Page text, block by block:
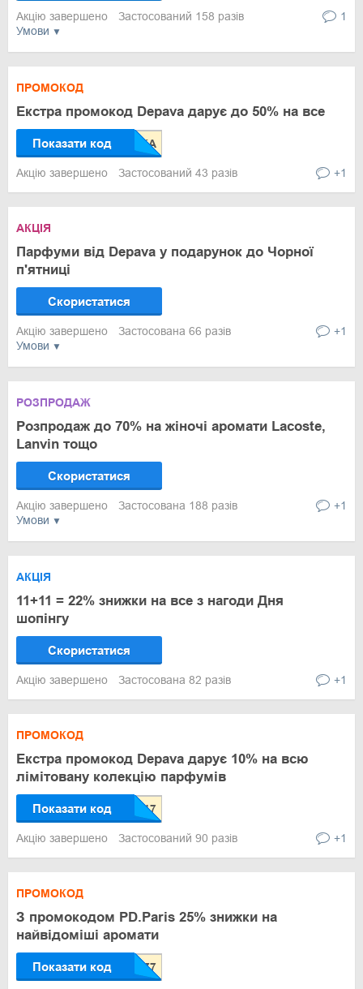
Умови
Акцію завершено Застосований 158 разів 1
ПРОМОКОД
Екстра промокод Depava дарує до 50% на все
Показати код
Акцію завершено Застосований 43 разів +1
Умови
АКЦІЯ
Парфуми від Depava у подарунок до Чорної
п'ятниці
Скористатися
Акцію завершено Застосована 66 разів +1
Умови
РОЗПРОДАЖ
Розпродаж до 70% на жіночі аромати Lacoste,
Lanvin тощо
Скористатися
Акцію завершено Застосована 188 разів +1
АКЦІЯ
11+11 = 22% знижки на все з нагоди Дня
шопінгу
Скористатися
Акцію завершено Застосована 82 разів +1
ПРОМОКОД
Екстра промокод Depava дарує 10% на всю
лімітовану колекцію парфумів
Показати код
Акцію завершено Застосований 90 разів +1
ПРОМОКОД
З промокодом PD.Paris 25% знижки на
найвідоміші аромати
Показати код